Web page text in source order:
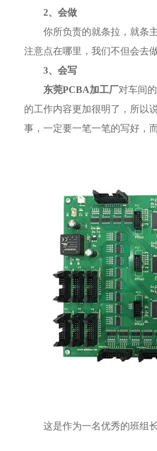
2、会做
你所负责的就条拉，就条
注意点在哪里，我们不但会去
3、会写
东莞PCBA加工厂对车间
的工作内容更加很明了，所以
事，一定要一笔一笔的写好，
这是作为一名优秀的班组